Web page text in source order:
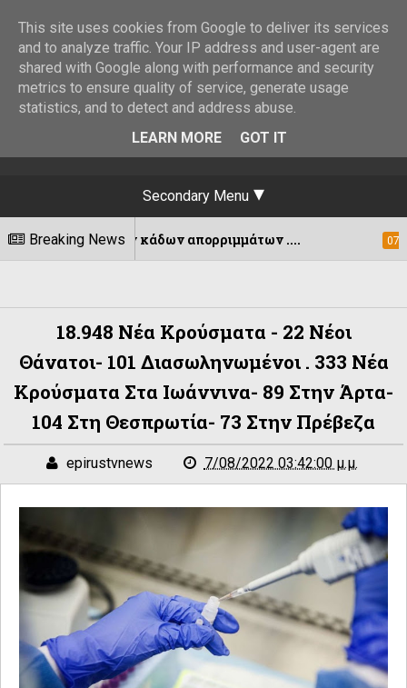
Secondary Menu
Breaking News
κάδων απορριμμάτων ....
18.948 Νέα Κρούσματα - 22 Νέοι
Θάνατοι- 101 Διασωληνωμένοι . 333 Νέα
Κρούσματα Στα Ιωάννινα- 89 Στην Άρτα-
104 Στη Θεσπρωτία- 73 Στην Πρέβεζα
epirustvnews 7/08/2022 03:42:00 μ.μ.
This site uses cookies from Google to deliver its services
and to analyze traffic. Your IP address and user-agent are
shared with Google along with performance and security
metrics to ensure quality of service, generate usage
statistics, and to detect and address abuse.
LEARN MORE
GOT IT